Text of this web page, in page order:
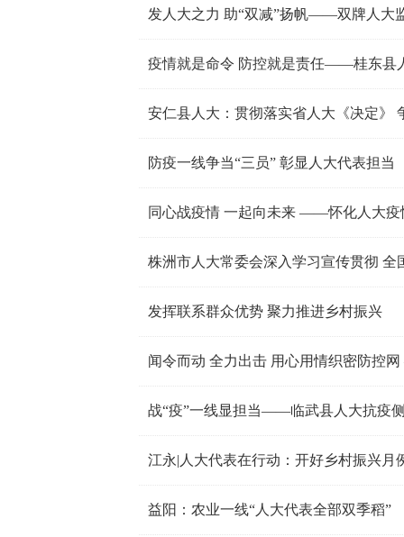
发人大之力 助“双减”扬帆——双牌人大
疫情就是命令 防控就是责任——桂东县
安仁县人大：贯彻落实省人大《决定》
防疫一线争当“三员” 彰显人大代表担当
同心战疫情 一起向未来 ——怀化人大疫
株洲市人大常委会深入学习宣传贯彻 全
发挥联系群众优势 聚力推进乡村振兴
战“疫”一线显担当——临武县人大抗疫
江永|人大代表在行动：开好乡村振兴月
益阳：农业一线“人大代表全部双季稻”